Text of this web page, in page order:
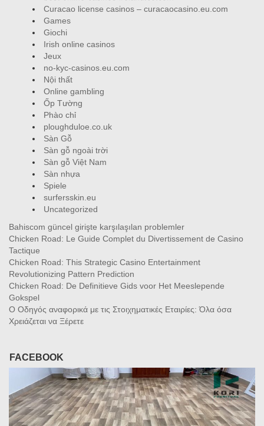
Curacao license casinos – curacaocasino.eu.com
Games
Giochi
Irish online casinos
Jeux
no-kyc-casinos.eu.com
Nội thất
Online gambling
Ốp Tường
Phào chỉ
ploughduloe.co.uk
Sàn Gỗ
Sàn gỗ ngoài trời
Sàn gỗ Việt Nam
Sàn nhựa
Spiele
surfersskin.eu
Uncategorized
Bahiscom güncel girişte karşılaşılan problemler
Chicken Road: Le Guide Complet du Divertissement de Casino
Tactique
Chicken Road: This Strategic Casino Entertainment
Revolutionizing Pattern Prediction
Chicken Road: De Definitieve Gids voor Het Meeslepende
Gokspel
Ο Οδηγός αναφορικά με τις Στοιχηματικές Εταιρίες: Όλα όσα
Χρειάζεται να Ξέρετε
FACEBOOK